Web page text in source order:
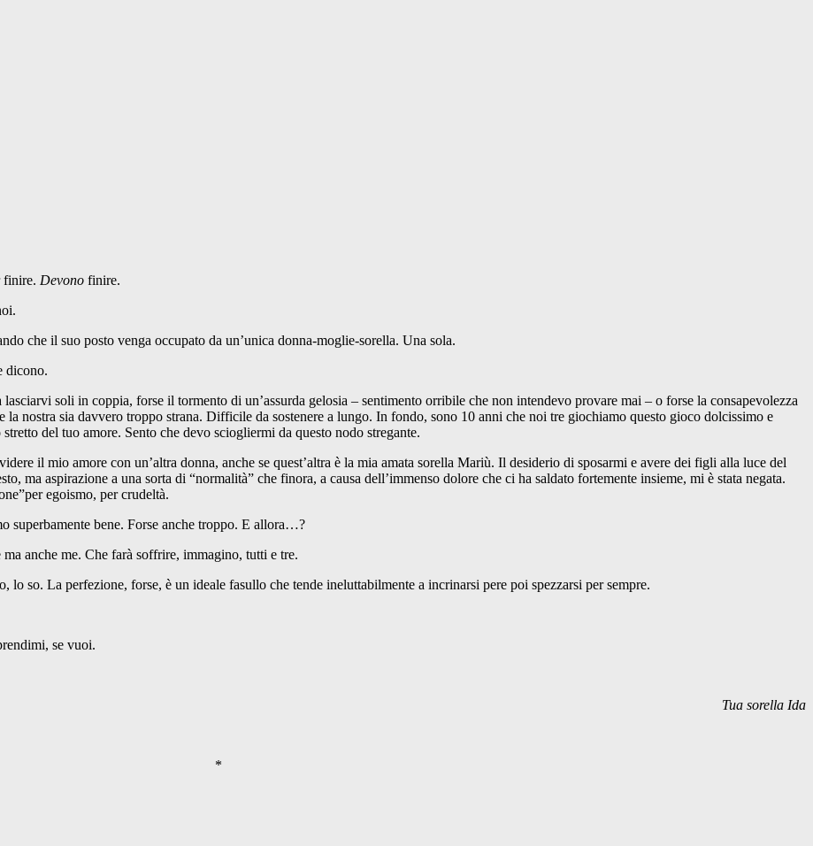
finire. Devono finire.
che il suo posto venga occupato da un’unica donna-moglie-sorella. Una sola.
dicono.
soli in coppia, forse il tormento di un’assurda gelosia – sentimento orribile che non intendevo provare mai – o forse la consapevolezza
nostra sia davvero troppo strana. Difficile da sostenere a lungo. In fondo, sono 10 anni che noi tre giochiamo questo gioco dolcissimo e
del tuo amore. Sento che devo sciogliermi da questo nodo stregante.
il mio amore con un’altra donna, anche se quest’altra è la mia amata sorella Mariù. Il desiderio di sposarmi e avere dei figli alla luce del
ma aspirazione a una sorta di “normalità” che finora, a causa dell’immenso dolore che ci ha saldato fortemente insieme, mi è stata negata.
egoismo, per crudeltà.
superbamente bene. Forse anche troppo. E allora…?
anche me. Che farà soffrire, immagino, tutti e tre.
so. La perfezione, forse, è un ideale fasullo che tende ineluttabilmente a incrinarsi pere poi spezzarsi per sempre.
se vuoi.
Tua sorella Ida
*